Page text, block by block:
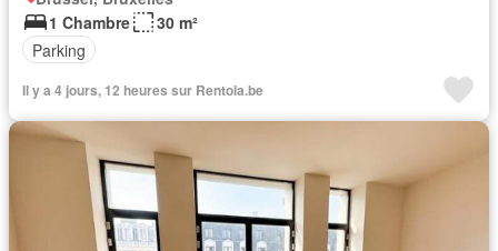
1 Chambre
30 m²
Parking
Il y a 4 jours, 12 heures sur Rentola.be